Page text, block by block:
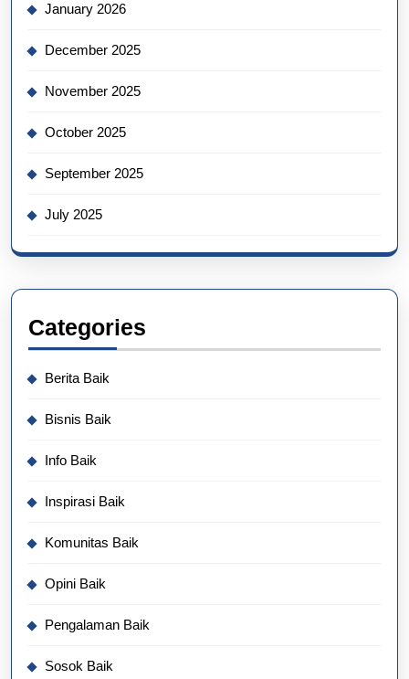
January 2026
December 2025
November 2025
October 2025
September 2025
July 2025
Categories
Berita Baik
Bisnis Baik
Info Baik
Inspirasi Baik
Komunitas Baik
Opini Baik
Pengalaman Baik
Sosok Baik